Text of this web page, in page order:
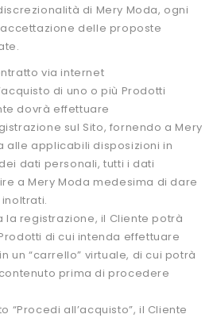
di Mery Moda, ogni
delle proposte
via internet
di uno o più Prodotti
dovrà effettuare
sul Sito, fornendo a Mery
alle applicabili disposizioni in
dati personali, tutti i dati
a Mery Moda medesima di dare
la registrazione, il Cliente potrà
di cui intenda effettuare
un “carrello” virtuale, di cui potrà
prima di procedere
“Procedi all’acquisto”, il Cliente